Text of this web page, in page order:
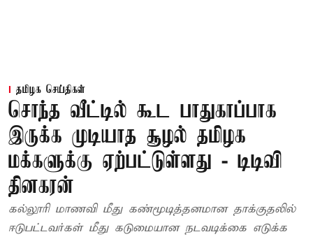
தமிழக செய்திகள்
சொந்த வீட்டில் கூட பாதுகாப்பாக
இருக்க முடியாத சூழல் தமிழக
மக்களுக்கு ஏற்பட்டுள்ளது - டிடிவி
தினகரன்
கல்லூரி மாணவி மீது கண்மூடித்தனமான தாக்குதலில்
ஈடுபட்டவர்கள் மீது கடுமையான நடவடிக்கை எடுக்க